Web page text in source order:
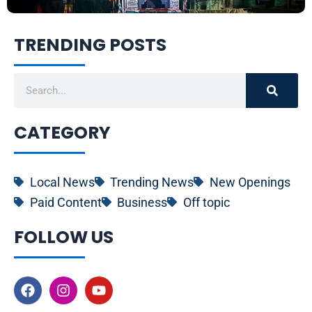
TRENDING POSTS
Search
CATEGORY
Local News Trending News
New Openings
Paid Content
Business Off topic
FOLLOW US
F
a
I
n
Y
o